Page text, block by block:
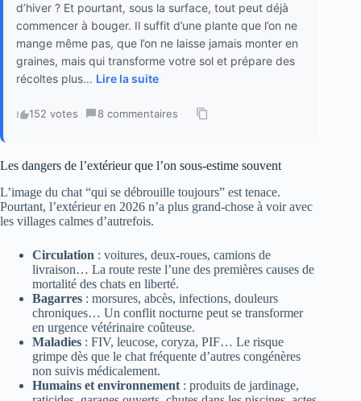
d’hiver ? Et pourtant, sous la surface, tout peut déjà
commencer à bouger. Il suffit d’une plante que l’on ne
mange même pas, que l’on ne laisse jamais monter en
graines, mais qui transforme votre sol et prépare des
récoltes plus... Lire la suite
152 votes · 8 commentaires ·
Les dangers de l’extérieur que l’on sous-estime souvent
L’image du chat “qui se débrouille toujours” est tenace.
Pourtant, l’extérieur en 2026 n’a plus grand-chose à voir avec
les villages calmes d’autrefois.
Circulation : voitures, deux-roues, camions de
livraison… La route reste l’une des premières causes de
mortalité des chats en liberté.
Bagarres : morsures, abcès, infections, douleurs
chroniques… Un conflit nocturne peut se transformer
en urgence vétérinaire coûteuse.
Maladies : FIV, leucose, coryza, PIF… Le risque
grimpe dès que le chat fréquente d’autres congénères
non suivis médicalement.
Humains et environnement : produits de jardinage,